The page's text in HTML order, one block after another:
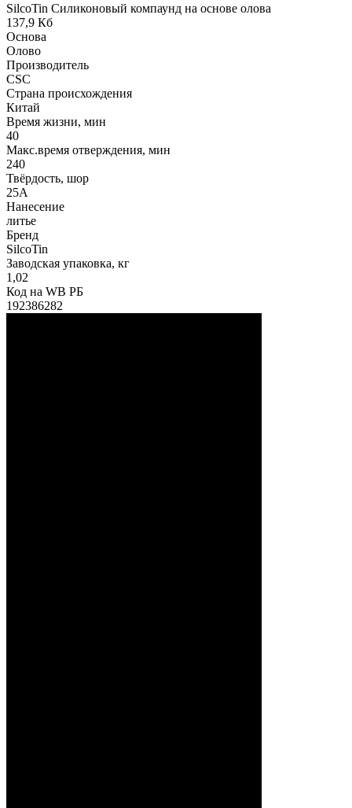
SilcoTin Силиконовый компаунд на основе олова
137,9 Кб
Основа
Олово
Производитель
CSC
Страна происхождения
Китай
Время жизни, мин
40
Макс.время отверждения, мин
240
Твёрдость, шор
25А
Нанесение
литье
Бренд
SilcoTin
Заводская упаковка, кг
1,02
Код на WB РБ
192386282